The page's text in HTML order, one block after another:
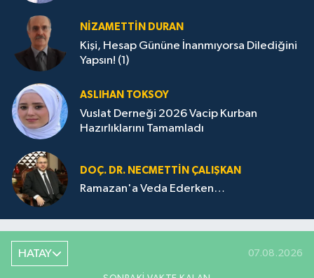
NIZAMETTIN DURAN
Kişi, Hesap Gününe İnanmıyorsa Dilediğini
Yapsın! (1)
ASLIHAN TOKSOY
Vuslat Derneği 2026 Vacip Kurban
Hazırlıklarını Tamamladı
DOÇ. DR. NECMETTIN ÇALIŞKAN
Ramazan'a Veda Ederken…
HATAY 07.08.2026